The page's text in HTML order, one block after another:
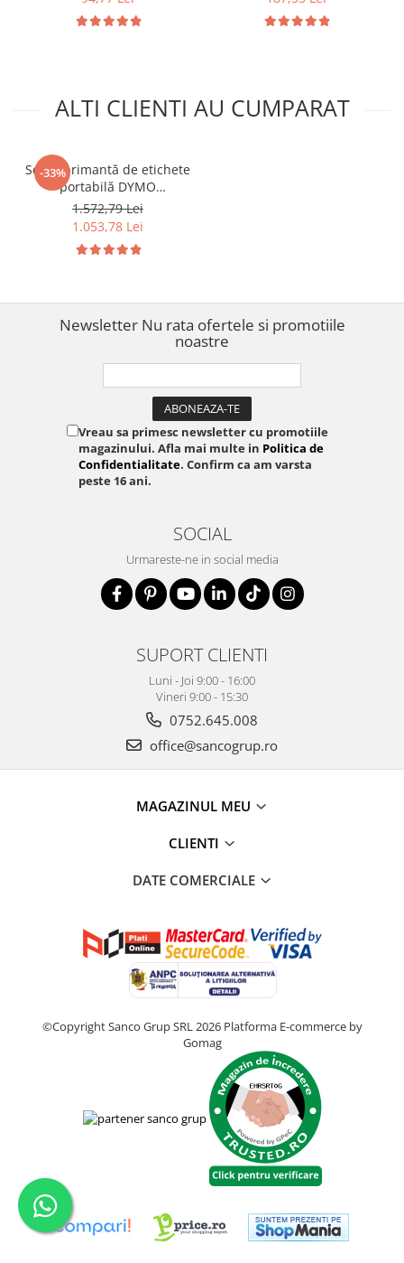
centura, 155 mm, fabricata
in Germania 95 05 155 SB
organizare și identificare
acasă și la birou 2174612
ALTI CLIENTI AU CUMPARAT
-33%
Set imprimantă de etichete
portabilă DYMO
LabelManager 420P cu
tastatură ABC, conectare la
PC, acumulator Li-Ion,
adaptor, servietă și 2 benzi
LabelManager de până la
1.572,79 Lei
1.053,78 Lei
Newsletter Nu rata ofertele si promotiile
noastre
Vreau sa primesc newsletter cu promotiile
magazinului. Afla mai multe in Politica de
Confidentialitate. Confirm ca am varsta
peste 16 ani.
SOCIAL
Urmareste-ne in social media
SUPORT CLIENTI
Luni - Joi 9:00 - 16:00
Vineri 9:00 - 15:30
0752.645.008
office@sancogrup.ro
MAGAZINUL MEU
CLIENTI
DATE COMERCIALE
©Copyright Sanco Grup SRL 2026 Platforma E-commerce by
Gomag